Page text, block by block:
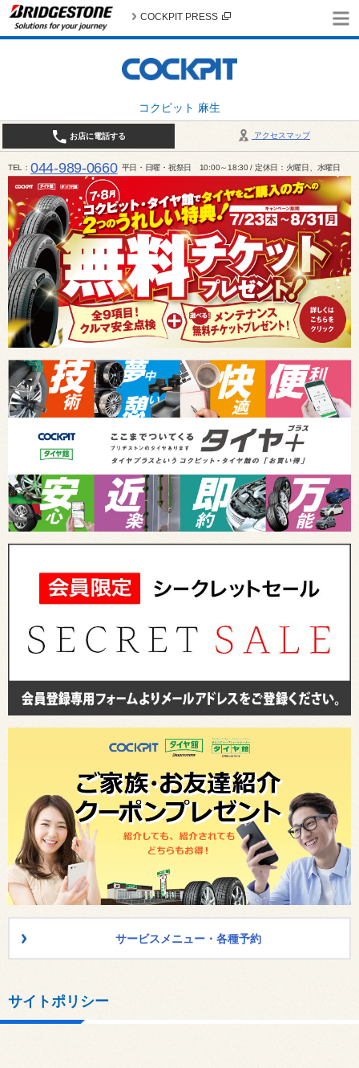
コクピット 麻生
COCKPIT PRESS
アクセスマップ
お店に電話する
TEL 044-989-0660 平日・日曜・祝祭日 10:00～18:30 / 定休日：火曜日、水曜日
サービスメニュー・各種予約
サイトポリシー